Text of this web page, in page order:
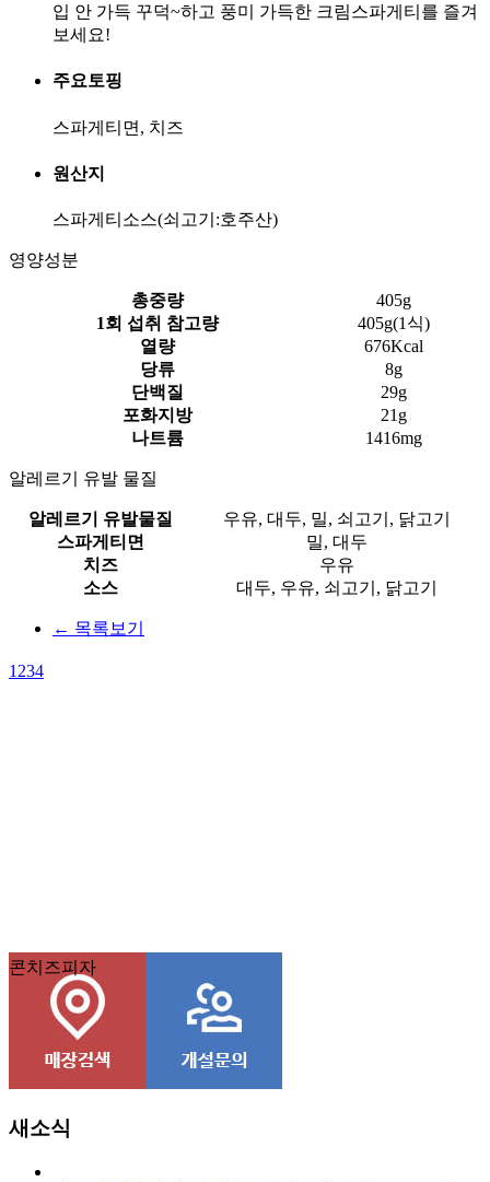
입 안 가득 꾸덕~하고 풍미 가득한 크림스파게티를 즐겨
보세요!
주요토핑
스파게티면, 치즈
원산지
스파게티소스(쇠고기:호주산)
영양성분
총중량
405g
1회 섭취 참고량
405g(1식)
열량
676Kcal
당류
8g
단백질
29g
포화지방
21g
나트륨
1416mg
알레르기 유발 물질
알레르기 유발물질
우유, 대두, 밀, 쇠고기, 닭고기
스파게티면
밀, 대두
치즈
우유
소스
대두, 우유, 쇠고기, 닭고기
← 목록보기
1 234
콘치즈피자
새소식